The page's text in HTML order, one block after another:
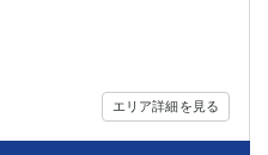
エリア詳細を見る